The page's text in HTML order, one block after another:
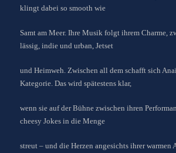
klingt dabei so smooth wie
Samt am Meer. Ihre Musik folgt ihrem Charme,
lässig, indie und urban, Jetset
und Heimweh. Zwischen all dem schafft sich
Kategorie. Das wird spätestens klar,
wenn sie auf der Bühne zwischen ihren
cheesy Jokes in die Menge
streut – und die Herzen angesichts ihrer warmen